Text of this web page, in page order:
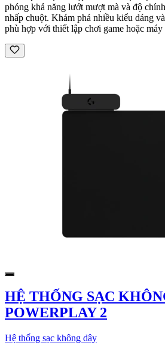
phóng khả năng lướt mượt mà và độ
nhấp chuột. Khám phá nhiều kiểu dáng
phù hợp với thiết lập chơi game hoặc máy
HỆ THỐNG SẠC
POWERPLAY 2
Hệ thống sạc không dây